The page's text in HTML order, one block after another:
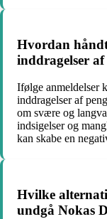
Hvordan
inddragelser
Ifølge anmeldelser
inddragelser af
om svære og
indsigelser og
kan skabe en
Hvilke
undgå Nokas